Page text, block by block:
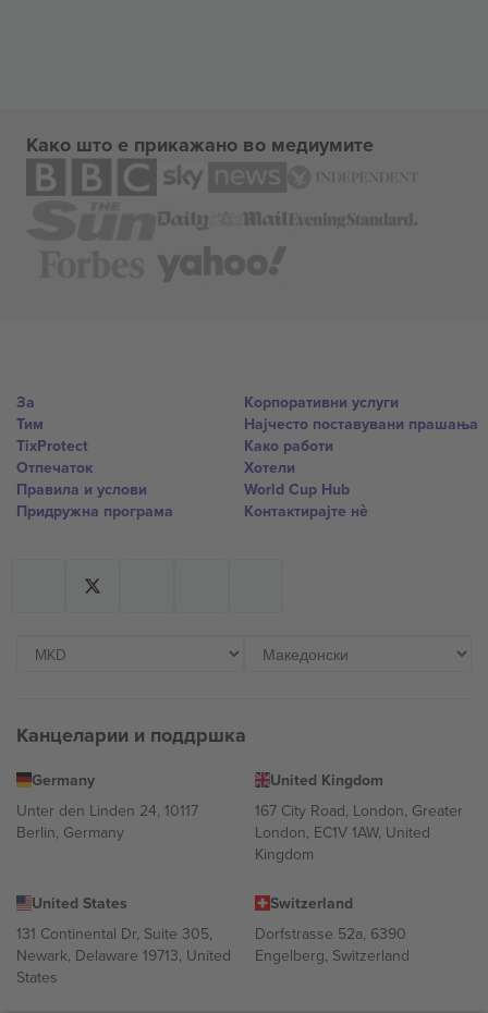
Како што е прикажано во медиумите
За
Тим
TixProtect
Отпечаток
Правила и услови
Придружна програма
Корпоративни услуги
Најчесто поставувани прашања
Како работи
Хотели
World Cup Hub
Контактирајте нѐ
Канцеларии и поддршка
Germany
Unter den Linden 24, 10117
Berlin, Germany
United Kingdom
167 City Road, London, Greater
London, EC1V 1AW, United
Kingdom
United States
131 Continental Dr, Suite 305,
Newark, Delaware 19713, United
States
Switzerland
Dorfstrasse 52a, 6390
Engelberg, Switzerland